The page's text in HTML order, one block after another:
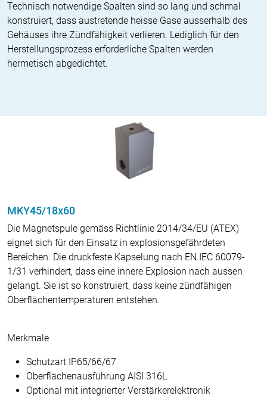
Technisch notwendige Spalten sind so lang und schmal
konstruiert, dass austretende heisse Gase ausserhalb des
Gehäuses ihre Zündfähigkeit verlieren. Lediglich für den
Herstellungsprozess erforderliche Spalten werden
hermetisch abgedichtet.
MKY45/18x60
Die Magnetspule gemäss Richtlinie 2014/34/EU (ATEX)
eignet sich für den Einsatz in explosionsgefährdeten
Bereichen. Die druckfeste Kapselung nach EN IEC 60079-
1/31 verhindert, dass eine innere Explosion nach aussen
gelangt. Sie ist so konstruiert, dass keine zündfähigen
Oberflächentemperaturen entstehen.
Merkmale
Schutzart IP65/66/67
Oberflächenausführung AISI 316L
Optional mit integrierter Verstärkerelektronik